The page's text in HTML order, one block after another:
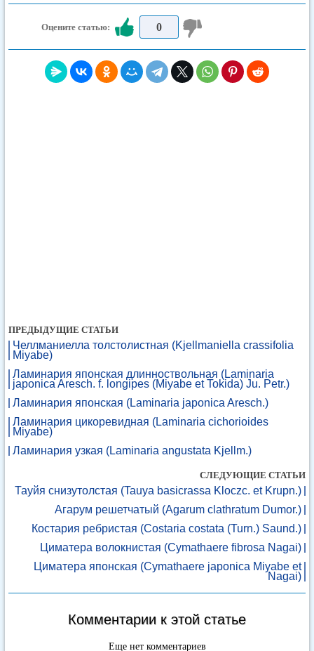
Оцените статью: 0
ПРЕДЫДУЩИЕ СТАТЬИ
Челлманиелла толстолистная (Kjellmaniella crassifolia
Miyabe)
Ламинария японская длинноствольная (Laminaria
japonica Aresch. f. longipes (Miyabe et Tokida) Ju. Petr.)
Ламинария японская (Laminaria japonica Aresch.)
Ламинария цикоревидная (Laminaria cichorioides
Miyabe)
Ламинария узкая (Laminaria angustata Kjellm.)
СЛЕДУЮЩИЕ СТАТЬИ
Тауйя снизутолстая (Tauya basicrassa Kloczc. et Krupn.)
Агарум решетчатый (Agarum clathratum Dumor.)
Костария ребристая (Costaria costata (Turn.) Saund.)
Циматера волокнистая (Cymathaere fibrosa Nagai)
Циматера японская (Cymathaere japonica Miyabe et
Nagai)
Комментарии к этой статье
Еще нет комментариев